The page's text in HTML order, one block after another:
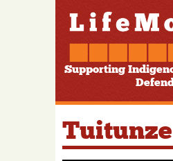
Supporting